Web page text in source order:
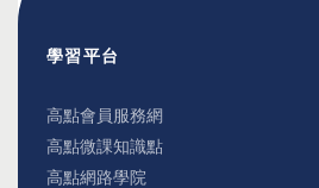
學習平台
高點會員服務網
高點微課知識點
高點網路學院